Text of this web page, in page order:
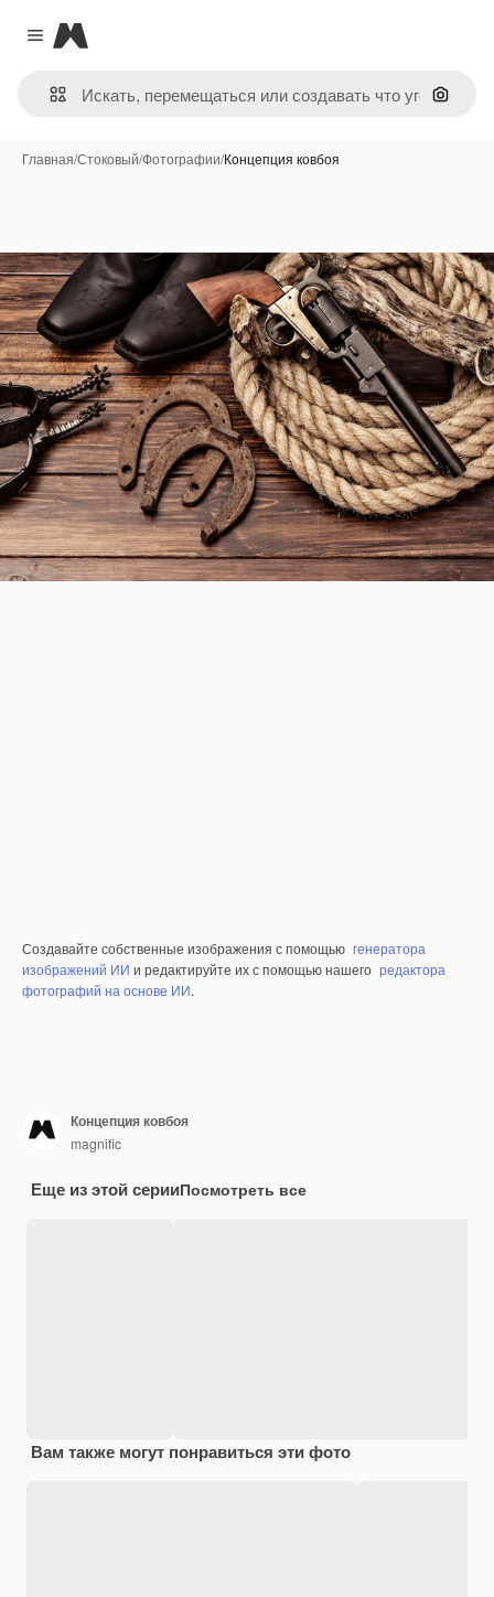
Close menu
Magnific
Поиск
Главная/Стоковый/Фотографии/Концепция ковбоя
Создавайте собственные изображения с помощью генератора
изображений ИИ и редактируйте их с помощью нашего редактора
фотографий на основе ИИ.
Концепция ковбоя
magnific
Еще из этой серииПосмотреть все
Вам также могут понравиться эти фото